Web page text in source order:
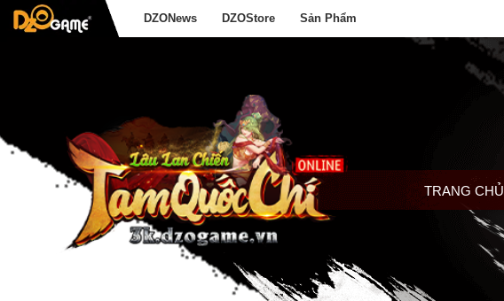
DZONews DZOStore Sản Phẩm
TRANG CHỦ